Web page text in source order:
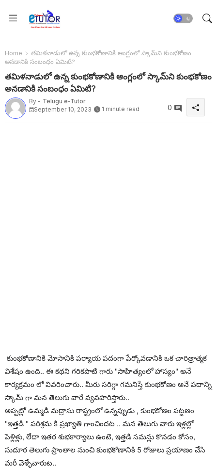
Home
తమిళనాడులో ఉన్న కుంభకోణానికి ఆంగ్లంలో స్కామ్‌ని కుంభకోణం
అనడానికి సంబంధం ఏమిటి?
తమిళనాడులో ఉన్న కుంభకోణానికి ఆంగ్లంలో స్కామ్‌ని కుంభకోణం
అనడానికి సంబంధం ఏమిటి?
By - Telugu e-Tutor
September 10, 2023
1 minute read 0
కుంభకోణానికి మోసానికి పర్యాయ పదంగా పేర్కోవడానికి ఒక చారిత్రాత్మక
విశేషం ఉంది.. ఈ కథని గరికపాటి గారు "సాహిత్యంలో హాస్యం" అనే
కార్యక్రమం లో వివరించారు.. మీరు సరిగ్గా గమనిస్తే కుంభకోణం అనే పదాన్ని
స్కామ్ గా మన తెలుగు వారే వ్యవహరిస్తారు..
అప్పట్లో ఉమ్మడి మద్రాసు రాష్ట్రంలో ఉన్నప్పుడు , కుంభకోణం పట్టణం
"ఇత్తడి " పరిశ్రమ కి ప్రఖ్యాతి గాంచిందట .. మన తెలుగు వారు ఇళ్లల్లో
పెళ్లిళ్లు, లేదా ఇతర శుభకార్యాలు ఉంటె, ఇత్తడి సమన్లు కొనడం కోసం,
సుదూర తెలుగు ప్రాంతాల నుంచి కుంభకోణానికి 5 రోజులు ప్రయాణం చేసి
మరీ వెళ్ళేవారుట..